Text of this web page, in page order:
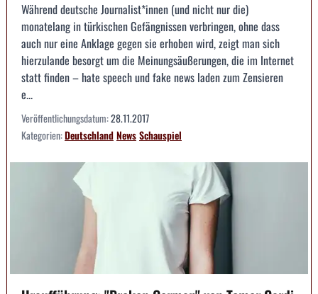
Während deutsche Journalist*innen (und nicht nur die)
monatelang in türkischen Gefängnissen verbringen, ohne dass
auch nur eine Anklage gegen sie erhoben wird, zeigt man sich
hierzulande besorgt um die Meinungsäußerungen, die im Internet
statt finden – hate speech und fake news laden zum Zensieren
e...
Veröffentlichungsdatum:28.11.2017
Kategorien:DeutschlandNewsSchauspiel